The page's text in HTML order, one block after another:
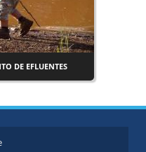
DE EFLUENTES